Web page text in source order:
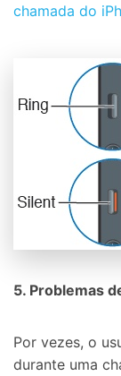
chamada do
5. Problemas
Por vezes, o
durante uma